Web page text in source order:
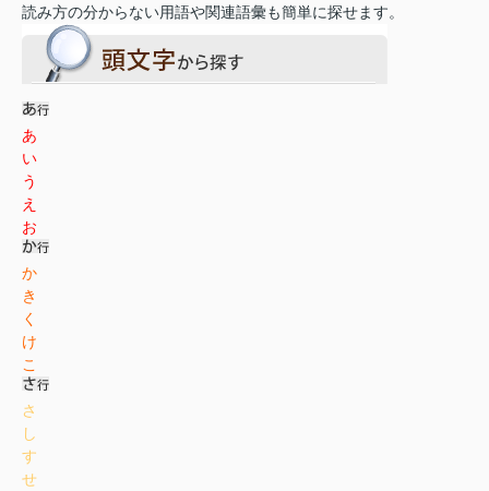
読み方の分からない用語や関連語彙も簡単に探せます。
あ
い
う
え
お
か
き
く
け
こ
さ
し
す
せ